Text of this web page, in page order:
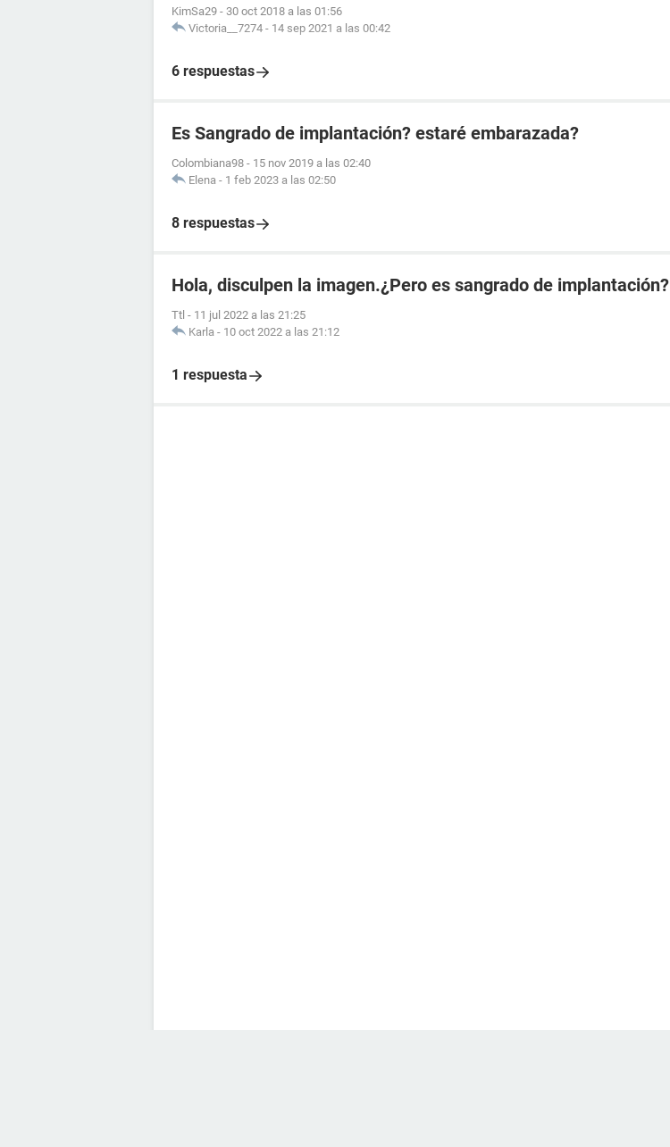
KimSa29 - 30 oct 2018 a las 01:56
Victoria__7274 - 14 sep 2021 a las 00:42
6 respuestas
Es Sangrado de implantación? estaré embarazada?
Colombiana98 - 15 nov 2019 a las 02:40
Elena - 1 feb 2023 a las 02:50
8 respuestas
Hola, disculpen la imagen.¿Pero es sangrado de implantación?
Ttl - 11 jul 2022 a las 21:25
Karla - 10 oct 2022 a las 21:12
1 respuesta